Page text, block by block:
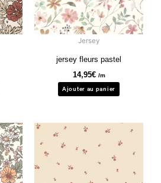
Jersey
jersey fleurs pastel
14,95€ /m
Ajouter au panier